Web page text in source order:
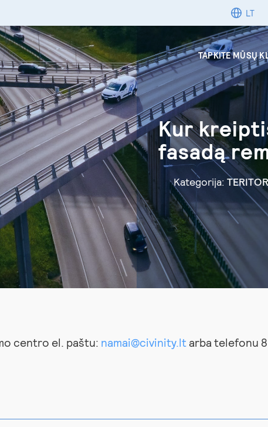
LT
TAPKITE MŪSŲ
Kur
fasadą
Kategorija:
centro el. paštu: namai@civinity.ltarba telefonu